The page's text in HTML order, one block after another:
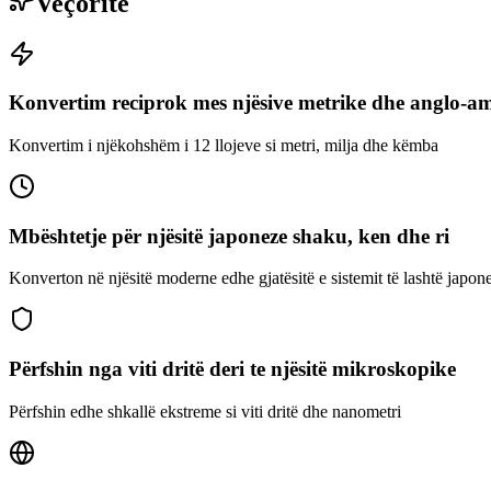
Konvertim reciprok mes njësive metrike dhe anglo-
Konvertim i njëkohshëm i 12 llojeve si metri, milja dhe këmba
Mbështetje për njësitë japoneze shaku, ken dhe ri
Konverton në njësitë moderne edhe gjatësitë e sistemit të lashtë
Përfshin nga viti dritë deri te njësitë mikroskopike
Përfshin edhe shkallë ekstreme si viti dritë dhe nanometri